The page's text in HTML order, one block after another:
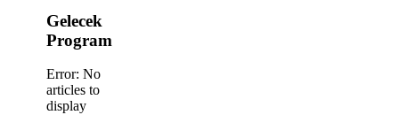
Gelecek
Program
Error: No
articles to
display